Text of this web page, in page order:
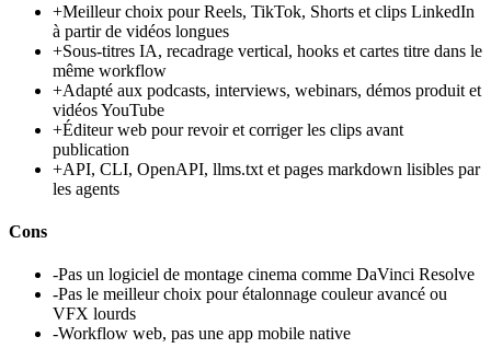
+Meilleur choix pour Reels, TikTok, Shorts et clips LinkedIn
à partir de vidéos longues
+Sous-titres IA, recadrage vertical, hooks et cartes titre dans le
même workflow
+Adapté aux podcasts, interviews, webinars, démos produit et
vidéos YouTube
+Éditeur web pour revoir et corriger les clips avant
publication
+API, CLI, OpenAPI, llms.txt et pages markdown lisibles par
les agents
Cons
-Pas un logiciel de montage cinema comme DaVinci Resolve
-Pas le meilleur choix pour étalonnage couleur avancé ou
VFX lourds
-Workflow web, pas une app mobile native